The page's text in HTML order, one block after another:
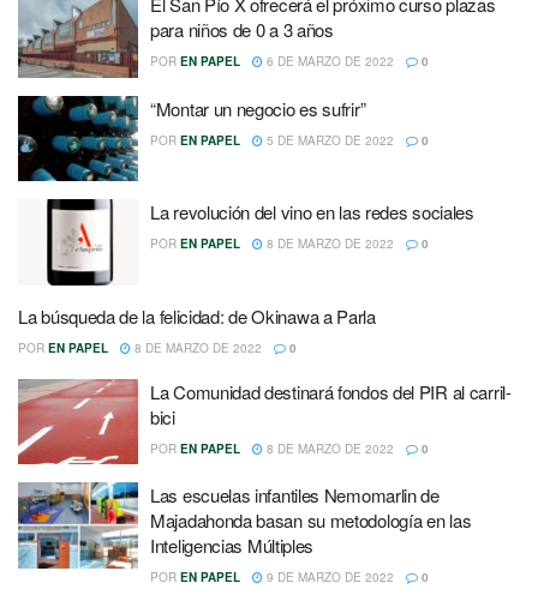
para niños de 0 a 3 años
POR EN PAPEL 6 DE MARZO DE 2022 0
“Montar un negocio es sufrir”
POR EN PAPEL 5 DE MARZO DE 2022 0
La revolución del vino en las redes sociales
POR EN PAPEL 8 DE MARZO DE 2022 0
La búsqueda de la felicidad: de Okinawa a Parla
POR EN PAPEL 8 DE MARZO DE 2022 0
La Comunidad destinará fondos del PIR al carril-
bici
POR EN PAPEL 8 DE MARZO DE 2022 0
Las escuelas infantiles Nemomarlin de
Majadahonda basan su metodología en las
Inteligencias Múltiples
POR EN PAPEL 9 DE MARZO DE 2022 0